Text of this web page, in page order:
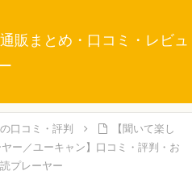
販まとめ・口コミ・レビュ
口コミ・評判
【聞いて楽し
ー／ユーキャン】口コミ・評判・お
プレーヤー